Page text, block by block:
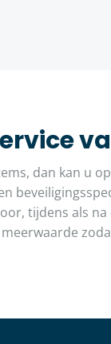
dan kan u
tijdens als